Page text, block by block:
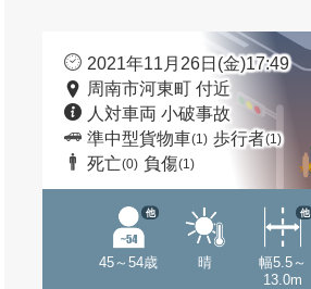
2021年11月26日(金)17:49
周南市河東町 付近
人対車両 小破事故
準中型貨物車(1) 歩行者(1)
死亡(0) 負傷(1)
45～54歳
他
晴
幅5.5～
13.0m
他